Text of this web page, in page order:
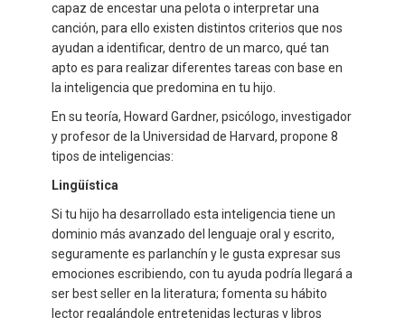
capaz de encestar una pelota o interpretar una
canción, para ello existen distintos criterios que nos
ayudan a identificar, dentro de un marco, qué tan
apto es para realizar diferentes tareas con base en
la inteligencia que predomina en tu hijo.
En su teoría, Howard Gardner, psicólogo, investigador
y profesor de la Universidad de Harvard, propone 8
tipos de inteligencias:
Lingüística
Si tu hijo ha desarrollado esta inteligencia tiene un
dominio más avanzado del lenguaje oral y escrito,
seguramente es parlanchín y le gusta expresar sus
emociones escribiendo, con tu ayuda podría llegará a
ser best seller en la literatura; fomenta su hábito
lector regalándole entretenidas lecturas y libros